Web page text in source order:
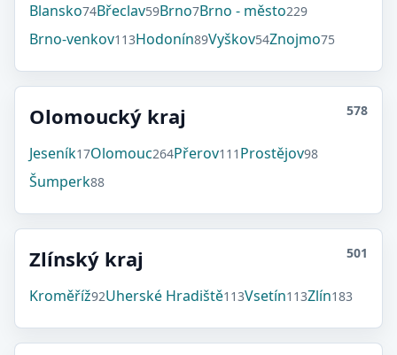
Blansko74Břeclav59Brno7Brno - město229
Brno-venkov113Hodonín89Vyškov54Znojmo75
Olomoucký kraj 578
Jeseník17Olomouc264Přerov111 Prostějov98
Šumperk88
Zlínský kraj 501
Kroměříž92Uherské Hradiště113Vsetín113Zlín183